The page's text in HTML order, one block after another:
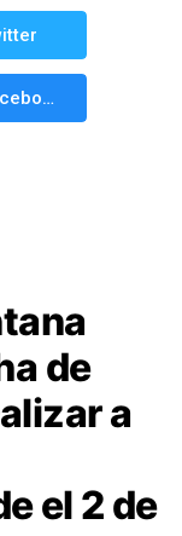
Facebook Messenger
de
a
el 2 de